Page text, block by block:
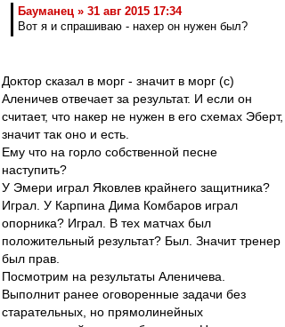
Бауманец » 31 авг 2015 17:34
Вот я и спрашиваю - нахер он нужен был?
Доктор сказал в морг - значит в морг (с)
Аленичев отвечает за результат. И если он
считает, что накер не нужен в его схемах Эберт,
значит так оно и есть.
Ему что на горло собственной песне
наступить?
У Эмери играл Яковлев крайнего защитника?
Играл. У Карпина Дима Комбаров играл
опорника? Играл. В тех матчах был
положительный результат? Был. Значит тренер
был прав.
Посмотрим на результаты Аленичева.
Выполнит ранее оговоренные задачи без
старательных, но прямолинейных